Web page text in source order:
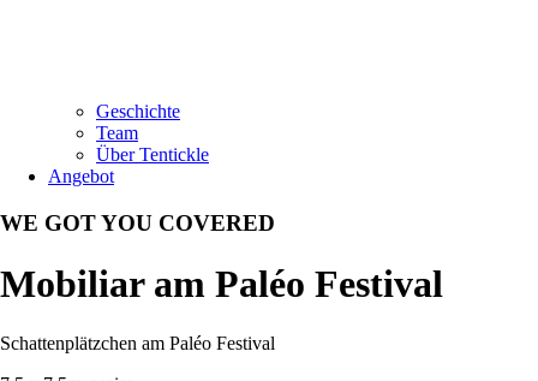
Geschichte
Team
Über Tentickle
Angebot
WE GOT YOU COVERED
Mobiliar am Paléo Festival
Schattenplätzchen am Paléo Festival